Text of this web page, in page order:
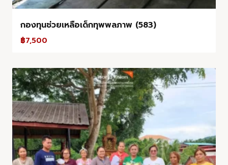
กองทุนช่วยเหลือเด็กทุพพลภาพ (583)
฿7,500